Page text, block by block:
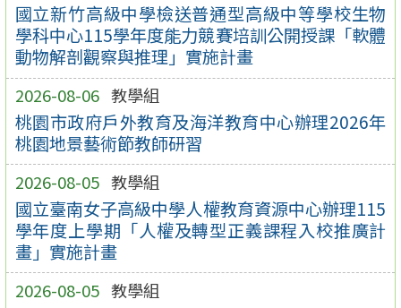
國立新竹高級中學檢送普通型高級中等學校生物
學科中心115學年度能力競賽培訓公開授課「軟體
動物解剖觀察與推理」實施計畫
2026-08-06 教學組
桃園市政府戶外教育及海洋教育中心辦理2026年
桃園地景藝術節教師研習
2026-08-05 教學組
國立臺南女子高級中學人權教育資源中心辦理115
學年度上學期「人權及轉型正義課程入校推廣計
畫」實施計畫
2026-08-05 教學組